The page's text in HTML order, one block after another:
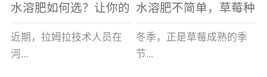
水溶肥如何选？让你的
老棚土好产量高
近期，拉姆拉技术人员在
河...
水溶肥不简单，草莓种
植户指名要使用
冬季，正是草莓成熟的季
节...